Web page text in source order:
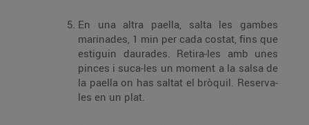
En una altra paella, salta les gambes
marinades, 1 min per cada costat, fins que
estiguin daurades. Retira-les amb unes
pinces i suca-les un moment a la salsa de
la paella on has saltat el bròquil. Reserva-
les en un plat.